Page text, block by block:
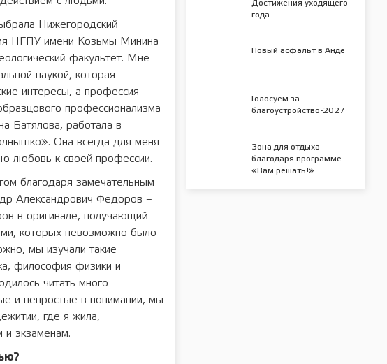
Нижегородский
НГПУ имени Козьмы Минина
факультет. Мне
наукой, которая
интересы, а профессия
профессионализма
Батялова, работала в
Она всегда для меня
любовь к своей профессии.
благодаря замечательным
Александрович Фёдоров –
в оригинале, получающий
которых невозможно было
мы изучали такие
философия физики и
читать много
и непростые в понимании, мы
где я жила,
и экзаменам.
Достижения уходящего
года
Новый асфальт в Анде
Голосуем за
благоустройство-2027
Зона для отдыха
благодаря программе
«Вам решать!»